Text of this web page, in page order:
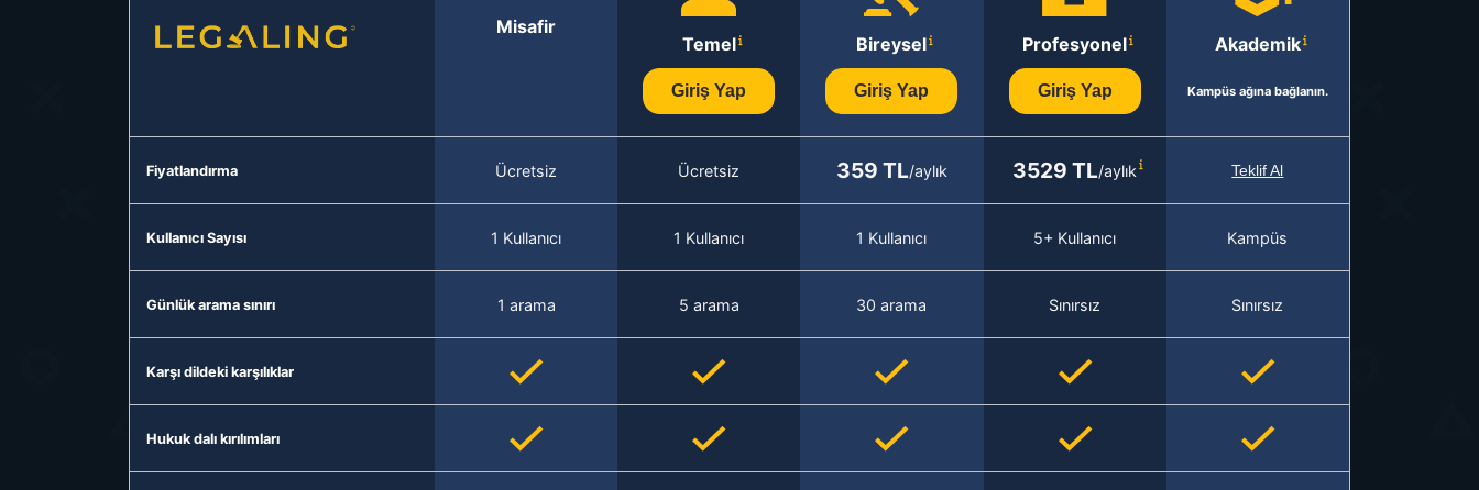
Misafir
Temel
Giriş Yap
Bireysel
Giriş Yap
Profesyonel
Giriş Yap
Akademik
Kampüs ağına bağlanın.
Fiyatlandırma Ücretsiz Ücretsiz 359 TL/aylık 3529 TL/aylık Teklif Al
Kullanıcı Sayısı 1 Kullanıcı 1 Kullanıcı 1 Kullanıcı 5+ Kullanıcı Kampüs
Günlük arama sınırı 1 arama 5 arama 30 arama Sınırsız Sınırsız
Karşı dildeki karşılıklar
Hukuk dalı kırılımları